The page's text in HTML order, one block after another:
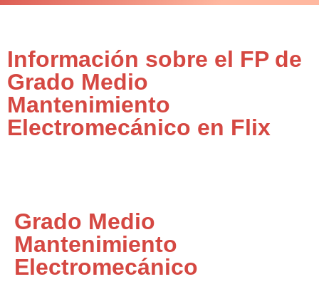
Información sobre el FP de
Grado Medio
Mantenimiento
Electromecánico en Flix
Grado Medio
Mantenimiento
Electromecánico